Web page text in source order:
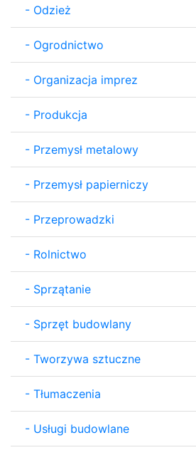
- Odzież
- Ogrodnictwo
- Organizacja imprez
- Produkcja
- Przemysł metalowy
- Przemysł papierniczy
- Przeprowadzki
- Rolnictwo
- Sprzątanie
- Sprzęt budowlany
- Tworzywa sztuczne
- Tłumaczenia
- Usługi budowlane